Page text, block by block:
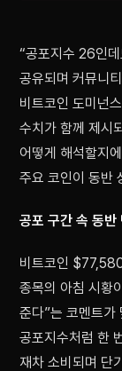
“공포지수 26인데
공유되며 커뮤니
비트코인 도미넌
수치가 함께 제시
어떻게 해석할지
주요 코인이 동반
공포 구간 속 동
비트코인
종목의 아침 시황
준다”는 코멘트가
공포지수처럼 한
재차 소비되며 단